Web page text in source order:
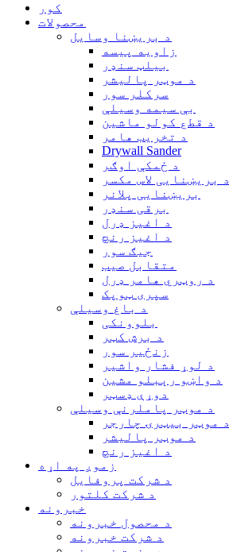
کور
محصولات
د بریښنا وسایل
زاویه پیسه
بیلټ سنډر
د موټر پالیشر
سرکلر سور
بې سیمه وسیلې
د قطع کولو ماشین
د تخریب هامر
Drywall Sander
د ځمکې اوګر
د بریښنایی لاس مکسر
بریښنایی پلانر
برقی سنډر
د اغیز ډرل
د اغیز رنچ
جیګ سور
متقابل صیب
د روټري هامر ډرل
سپری ټوپک
د باغ وسیلې
بلوونکی
د برش کټر
زنځیر سور
د لوړ فشار واشیر
د واښو رېبلو مشین
دوړې ډسټر
د موټر پاملرنې وسیلې
د موټر بیټرۍ چارجر
د موټر پالیشر
د اغیز رنچ
زموږ په اړه
د شرکت پروفایل
د شرکت کلتور
خبرونه
د محصول خبرونه
د شرکت خبرونه